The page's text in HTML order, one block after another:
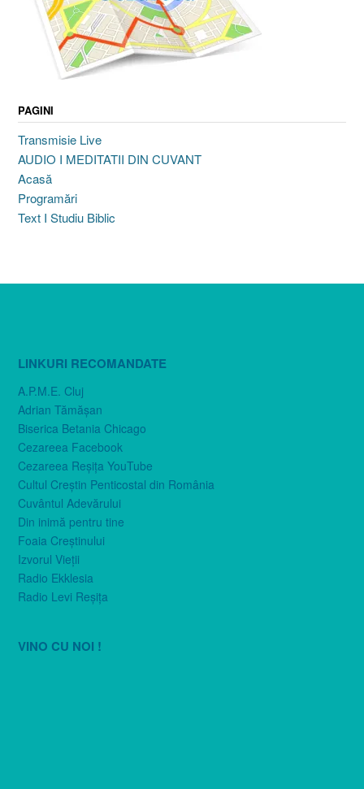
PAGINI
Transmisie Live
AUDIO I MEDITATII DIN CUVANT
Acasă
Programări
Text I Studiu Biblic
LINKURI RECOMANDATE
A.P.M.E. Cluj
Adrian Tămăşan
Biserica Betania Chicago
Cezareea Facebook
Cezareea Reşiţa YouTube
Cultul Creştin Penticostal din România
Cuvântul Adevărului
Din inimă pentru tine
Foaia Creştinului
Izvorul Vieţii
Radio Ekklesia
Radio Levi Reşiţa
VINO CU NOI !